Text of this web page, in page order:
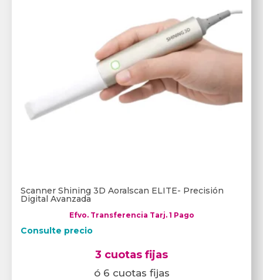
Scanner Shining 3D Aoralscan ELITE- Precisión
Digital Avanzada
Efvo. Transferencia Tarj. 1 Pago
Consulte precio
3 cuotas fijas
ó 6 cuotas fijas